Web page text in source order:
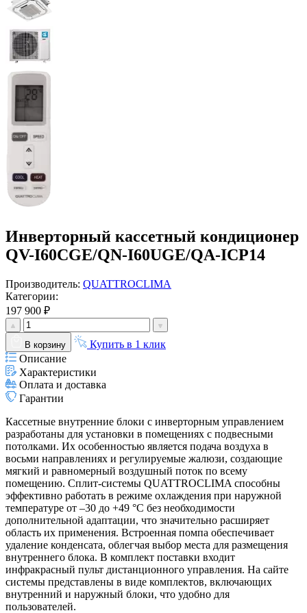
Инверторный кассетный кондиционер
QV-I60CGE/QN-I60UGE/QA-ICP14
Производитель: QUATTROCLIMA
Категории:
197 900 ₽
В корзину
Купить в 1 клик
Описание
Характеристики
Оплата и доставка
Гарантии
Кассетные внутренние блоки с инверторным управлением
разработаны для установки в помещениях с подвесными
потолками. Их особенностью является подача воздуха в
восьми направлениях и регулируемые жалюзи, создающие
мягкий и равномерный воздушный поток по всему
помещению. Сплит-системы QUATTROCLIMA способны
эффективно работать в режиме охлаждения при наружной
температуре от –30 до +49 °C без необходимости
дополнительной адаптации, что значительно расширяет
область их применения. Встроенная помпа обеспечивает
удаление конденсата, облегчая выбор места для размещения
внутреннего блока. В комплект поставки входит
инфракрасный пульт дистанционного управления. На сайте
системы представлены в виде комплектов, включающих
внутренний и наружный блоки, что удобно для
пользователей.